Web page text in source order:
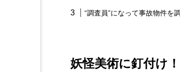
“調査員”になって事故物件を
妖怪美術に釘付け